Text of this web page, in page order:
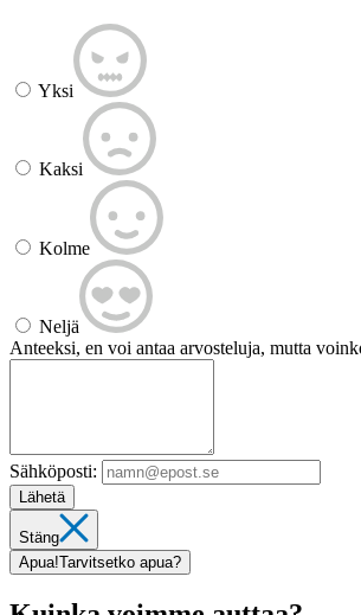
Yksi
Kaksi
Kolme
Neljä
Anteeksi, en voi antaa arvosteluja, mutta
Sähköposti:
Lähetä
Stäng
Apua!Tarvitsetko apua?